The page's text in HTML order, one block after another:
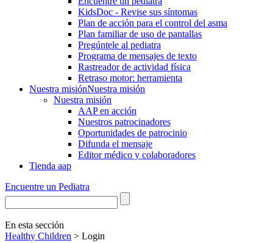
KidsDoc - Revise sus síntomas
Plan de acción para el control del asma
Plan familiar de uso de pantallas
Pregúntele al pediatra
Programa de mensajes de texto
Rastre​​ador de activida​d física
Retraso motor: herramienta
Nuestra misiónNuestra misión
Nuestra misión
AAP en acción
Nuestros patrocinadores
Oportunidades de patrocinio
Difunda el mensaje
Editor médico y colaboradores
Tienda aap
Encuentre un Pediatra
En esta sección
Healthy Children > Login